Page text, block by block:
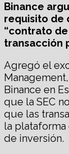
Binance
requisito de
“contrato
transacción
Agregó el
Binance en
que la SEC
que las
la
de inversión.